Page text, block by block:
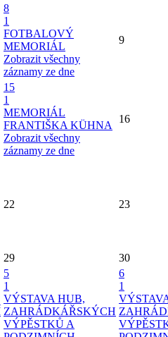
8
1
FOTBALOVÝ
MEMORIÁL
Zobrazit všechny
záznamy ze dne
9
15
1
MEMORIÁL
FRANTIŠKA KÜHNA
Zobrazit všechny
záznamy ze dne
16
22 23
29 30
5
1
VÝSTAVA HUB,
ZAHRÁDKÁŘSKÝCH
VÝPĚSTKŮ A
6
1